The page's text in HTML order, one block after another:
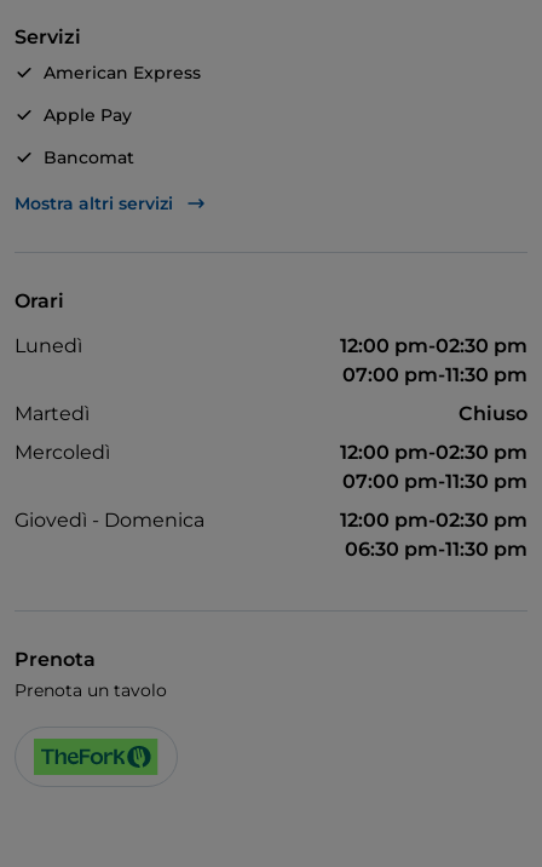
Servizi
American Express
Apple Pay
Bancomat
TheFork PAY
Mostra altri servizi
Orari
Lunedì
12:00 pm-02:30 pm
07:00 pm-11:30 pm
Martedì
Chiuso
Mercoledì
12:00 pm-02:30 pm
07:00 pm-11:30 pm
Giovedì - Domenica
12:00 pm-02:30 pm
06:30 pm-11:30 pm
Prenota
Prenota un tavolo